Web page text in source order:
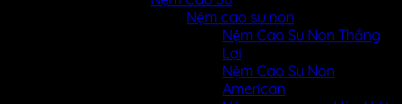
Nệm cao su non
Nệm Cao Su Non Thắng
Lợi
Nệm Cao Su Non
American